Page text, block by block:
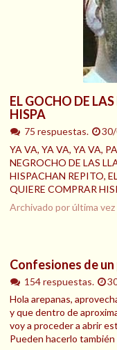
EL GOCHO DE
HISPA
75 respuestas.
YA VA, YA VA, YA VA,
NEGROCHO DE LAS
HISPACHAN REPITO,
QUIERE COMPRAR
Archivado por última vez
Confesiones de
154 respuestas.
Hola arepanas,
y que dentro de
voy a proceder a abrir
Pueden hacerlo